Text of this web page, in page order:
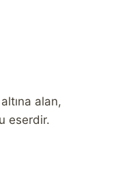
alan,
eserdir.